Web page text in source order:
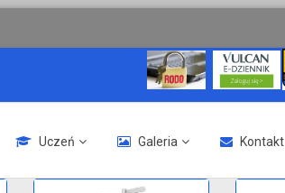
Uczeń Galeria Kontakt